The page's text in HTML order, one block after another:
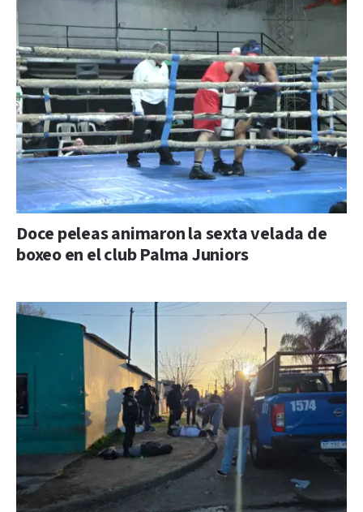
Doce peleas animaron la sexta velada de
boxeo en el club Palma Juniors